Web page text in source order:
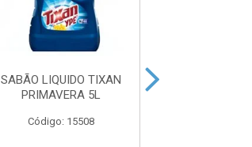
SABÃO LIQUIDO TIXAN
PRIMAVERA 5L
Código: 15508